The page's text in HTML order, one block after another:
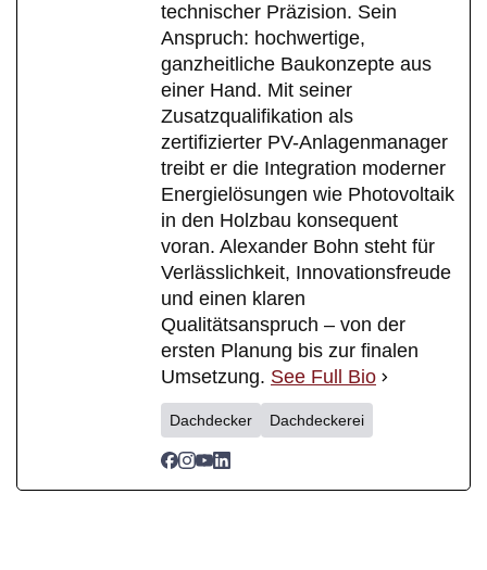
technischer Präzision. Sein
Anspruch: hochwertige,
ganzheitliche Baukonzepte aus
einer Hand. Mit seiner
Zusatzqualifikation als
zertifizierter PV-Anlagenmanager
treibt er die Integration moderner
Energielösungen wie Photovoltaik
in den Holzbau konsequent
voran. Alexander Bohn steht für
Verlässlichkeit, Innovationsfreude
und einen klaren
Qualitätsanspruch – von der
ersten Planung bis zur finalen
Umsetzung. See Full Bio
Dachdecker Dachdeckerei